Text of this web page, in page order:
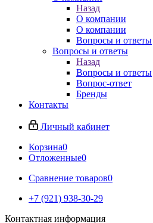
Назад
О компании
О компании
Вопросы и ответы
Вопросы и ответы
Назад
Вопросы и ответы
Вопрос-ответ
Бренды
Контакты
Личный кабинет
Корзина0
Отложенные0
Сравнение товаров0
+7 (921) 938-30-29
Контактная информация